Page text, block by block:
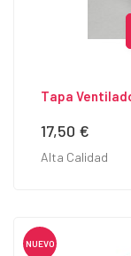
Tapa
Precio
17,50 €
Alta Calidad
NUEVO